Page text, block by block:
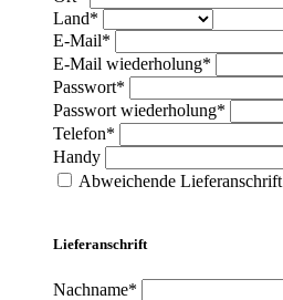
Land*
E-Mail*
E-Mail wiederholung*
Passwort*
Passwort wiederholung*
Telefon*
Handy
Abweichende Lieferanschrift
Lieferanschrift
Nachname*